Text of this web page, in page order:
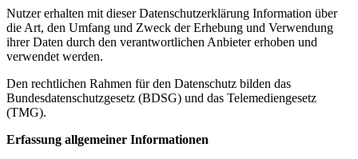
Nutzer erhalten mit dieser Datenschutzerklärung Information über
die Art, den Umfang und Zweck der Erhebung und Verwendung
ihrer Daten durch den verantwortlichen Anbieter erhoben und
verwendet werden.
Den rechtlichen Rahmen für den Datenschutz bilden das
Bundesdatenschutzgesetz (BDSG) und das Telemediengesetz
(TMG).
Erfassung allgemeiner Informationen